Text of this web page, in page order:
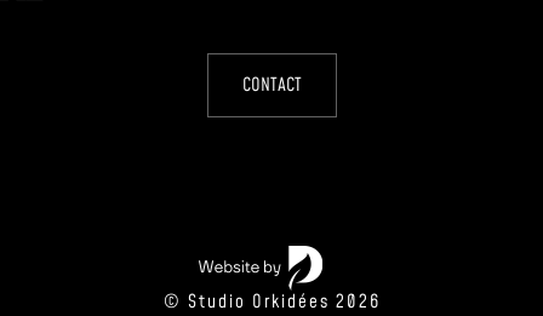
CONTACT
© Studio Orkidées 2026